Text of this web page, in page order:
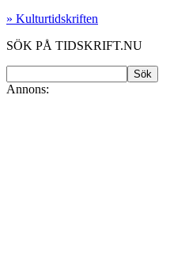
» Kulturtidskriften
SÖK PÅ TIDSKRIFT.NU
Annons: